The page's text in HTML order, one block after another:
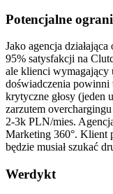
Potencjalne
Jako agencja
95% satysfakcji na
ale klienci wymagający
doświadczenia
krytyczne głosy (jeden
zarzutem
2-3k PLN/mies.
Marketing 360°. Klient
będzie musiał szukać
Werdykt